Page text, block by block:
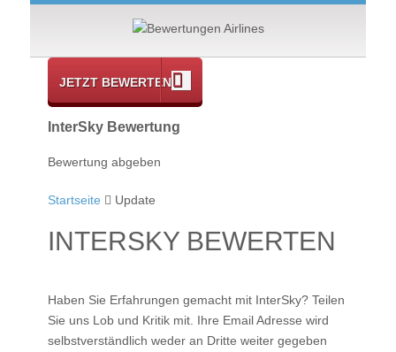
JETZT BEWERTEN
InterSky Bewertung
Bewertung abgeben
Startseite Update
INTERSKY BEWERTEN
Haben Sie Erfahrungen gemacht mit InterSky? Teilen
Sie uns Lob und Kritik mit. Ihre Email Adresse wird
selbstverständlich weder an Dritte weiter gegeben